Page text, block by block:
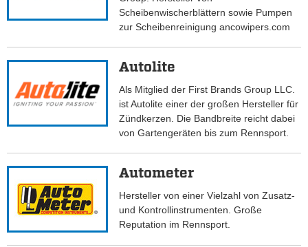
Scheibenwischerblättern sowie Pumpen
zur Scheibenreinigung ancowipers.com
Autolite
Als Mitglied der First Brands Group LLC.
ist Autolite einer der großen Hersteller für
Zündkerzen. Die Bandbreite reicht dabei
von Gartengeräten bis zum Rennsport.
Autometer
Hersteller von einer Vielzahl von Zusatz-
und Kontrollinstrumenten. Große
Reputation im Rennsport.